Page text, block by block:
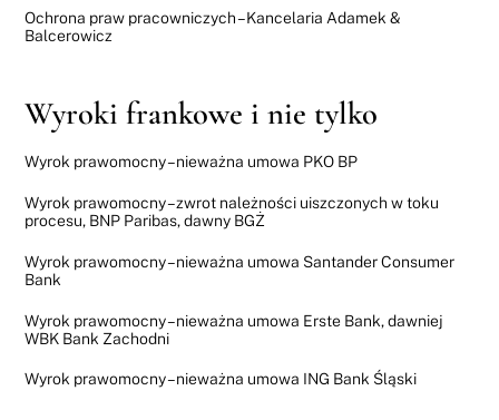
Ochrona praw pracowniczych – Kancelaria Adamek &
Balcerowicz
Wyroki frankowe i nie tylko
Wyrok prawomocny – nieważna umowa PKO BP
Wyrok prawomocny – zwrot należności uiszczonych w toku
procesu, BNP Paribas, dawny BGŻ
Wyrok prawomocny – nieważna umowa Santander Consumer
Bank
Wyrok prawomocny – nieważna umowa Erste Bank, dawniej
WBK Bank Zachodni
Wyrok prawomocny – nieważna umowa ING Bank Śląski